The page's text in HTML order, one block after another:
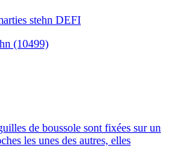
(10499)
de boussole sont fixées sur un
les unes des autres, elles